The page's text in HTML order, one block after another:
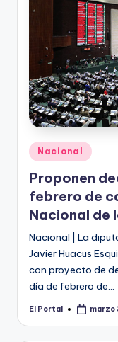
Publicado
en
Nacional
Proponen
febrero de
Nacional de
Nacional | La
Javier Huacus
con proyecto de
día de febrero de…
Publicado
El Portal marzo